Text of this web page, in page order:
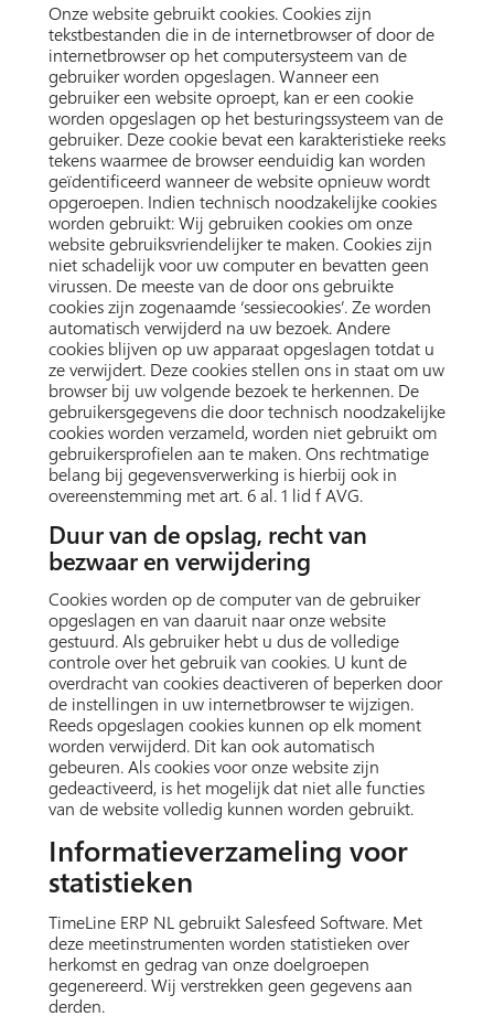
Onze website gebruikt cookies. Cookies zijn
tekstbestanden die in de internetbrowser of door de
internetbrowser op het computersysteem van de
gebruiker worden opgeslagen. Wanneer een
gebruiker een website oproept, kan er een cookie
worden opgeslagen op het besturingssysteem van de
gebruiker. Deze cookie bevat een karakteristieke reeks
tekens waarmee de browser eenduidig kan worden
geïdentificeerd wanneer de website opnieuw wordt
opgeroepen. Indien technisch noodzakelijke cookies
worden gebruikt: Wij gebruiken cookies om onze
website gebruiksvriendelijker te maken. Cookies zijn
niet schadelijk voor uw computer en bevatten geen
virussen. De meeste van de door ons gebruikte
cookies zijn zogenaamde ‘sessiecookies’. Ze worden
automatisch verwijderd na uw bezoek. Andere
cookies blijven op uw apparaat opgeslagen totdat u
ze verwijdert. Deze cookies stellen ons in staat om uw
browser bij uw volgende bezoek te herkennen. De
gebruikersgegevens die door technisch noodzakelijke
cookies worden verzameld, worden niet gebruikt om
gebruikersprofielen aan te maken. Ons rechtmatige
belang bij gegevensverwerking is hierbij ook in
overeenstemming met art. 6 al. 1 lid f AVG.
Duur van de opslag, recht van
bezwaar en verwijdering
Cookies worden op de computer van de gebruiker
opgeslagen en van daaruit naar onze website
gestuurd. Als gebruiker hebt u dus de volledige
controle over het gebruik van cookies. U kunt de
overdracht van cookies deactiveren of beperken door
de instellingen in uw internetbrowser te wijzigen.
Reeds opgeslagen cookies kunnen op elk moment
worden verwijderd. Dit kan ook automatisch
gebeuren. Als cookies voor onze website zijn
gedeactiveerd, is het mogelijk dat niet alle functies
van de website volledig kunnen worden gebruikt.
Informatieverzameling voor
statistieken
TimeLine ERP NL gebruikt Salesfeed Software. Met
deze meetinstrumenten worden statistieken over
herkomst en gedrag van onze doelgroepen
gegenereerd. Wij verstrekken geen gegevens aan
derden.